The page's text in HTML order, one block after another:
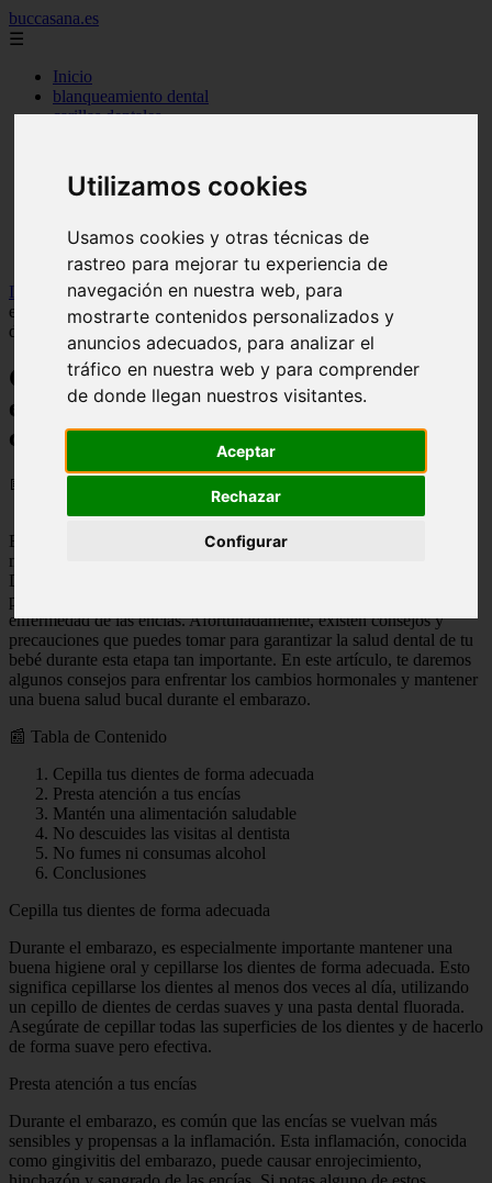
Utilizamos cookies
Usamos cookies y otras técnicas de
rastreo para mejorar tu experiencia de
navegación en nuestra web, para
mostrarte contenidos personalizados y
anuncios adecuados, para analizar el
tráfico en nuestra web y para comprender
de donde llegan nuestros visitantes.
Aceptar
Rechazar
Configurar
buccasana.es
☰
Inicio
blanqueamiento dental
carillas dentales
implantes dentales
lengua blanca causas y remedios
remedio casero para
tipos de brackets
Inicio
dientes >Garantiza la salud dental de tu bebé en el
embarazo: consejos para enfrentar los cambios hormonales - Salud
dental
Garantiza la salud dental de tu bebé en el
embarazo: consejos para enfrentar los
cambios hormonales - Salud dental
📅 09/01/2024
El embarazo es una etapa llena de cambios en el cuerpo de una
mujer, y estos cambios también pueden afectar la salud dental.
Durante el embarazo, los niveles hormonales se alteran, lo que
puede aumentar el riesgo de problemas dentales como la caries y la
enfermedad de las encías. Afortunadamente, existen consejos y
precauciones que puedes tomar para garantizar la salud dental de tu
bebé durante esta etapa tan importante. En este artículo, te daremos
algunos consejos para enfrentar los cambios hormonales y mantener
una buena salud bucal durante el embarazo.
📰 Tabla de Contenido
Cepilla tus dientes de forma adecuada
Presta atención a tus encías
Mantén una alimentación saludable
No descuides las visitas al dentista
No fumes ni consumas alcohol
Conclusiones
Cepilla tus dientes de forma adecuada
Durante el embarazo, es especialmente importante mantener una
buena higiene oral y cepillarse los dientes de forma adecuada. Esto
significa cepillarse los dientes al menos dos veces al día, utilizando
un cepillo de dientes de cerdas suaves y una pasta dental fluorada.
Asegúrate de cepillar todas las superficies de los dientes y de hacerlo
de forma suave pero efectiva.
Presta atención a tus encías
Durante el embarazo, es común que las encías se vuelvan más
sensibles y propensas a la inflamación. Esta inflamación, conocida
como gingivitis del embarazo, puede causar enrojecimiento,